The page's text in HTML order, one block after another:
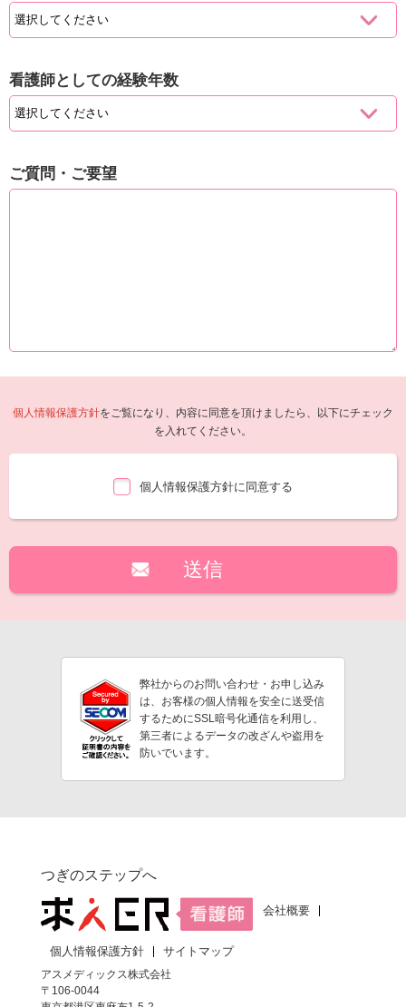
看護師としての経験年数
ご質問・ご要望
個人情報保護方針をご覧になり、内容に同意を頂けましたら、以下にチェック
を入れてください。
個人情報保護方針に同意する
弊社からのお問い合わせ・お申し込み
は、お客様の個人情報を安全に送受信
するためにSSL暗号化通信を利用し、
第三者によるデータの改ざんや盗用を
防いでいます。
つぎのステップへ
会社概要
個人情報保護方針
サイトマップ
アスメディックス株式会社
〒106-0044